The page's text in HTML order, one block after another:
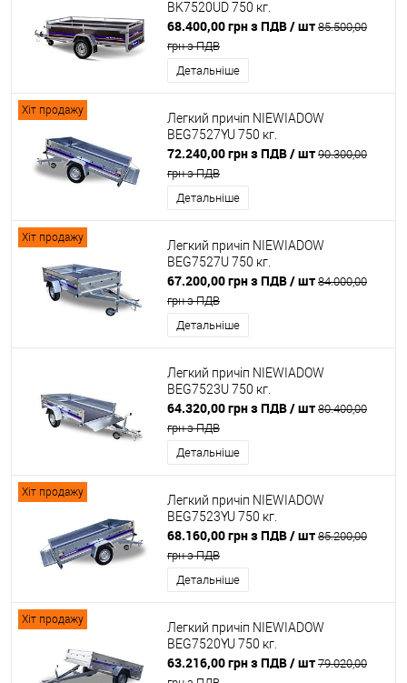
BK7520UD 750 кг.
68.400,00 грн з ПДВ/ шт 85.500,00
грн з ПДВ
Детальніше
Хіт продажу
Легкий причіп NIEWIADOW
BEG7527YU 750 кг.
72.240,00 грн з ПДВ/ шт 90.300,00
грн з ПДВ
Детальніше
Хіт продажу
Легкий причіп NIEWIADOW
BEG7527U 750 кг.
67.200,00 грн з ПДВ/ шт 84.000,00
грн з ПДВ
Детальніше
Легкий причіп NIEWIADOW
BEG7523U 750 кг.
64.320,00 грн з ПДВ/ шт 80.400,00
грн з ПДВ
Детальніше
Хіт продажу
Легкий причіп NIEWIADOW
BEG7523YU 750 кг.
68.160,00 грн з ПДВ/ шт 85.200,00
грн з ПДВ
Детальніше
Хіт продажу
Легкий причіп NIEWIADOW
BEG7520YU 750 кг.
63.216,00 грн з ПДВ/ шт 79.020,00